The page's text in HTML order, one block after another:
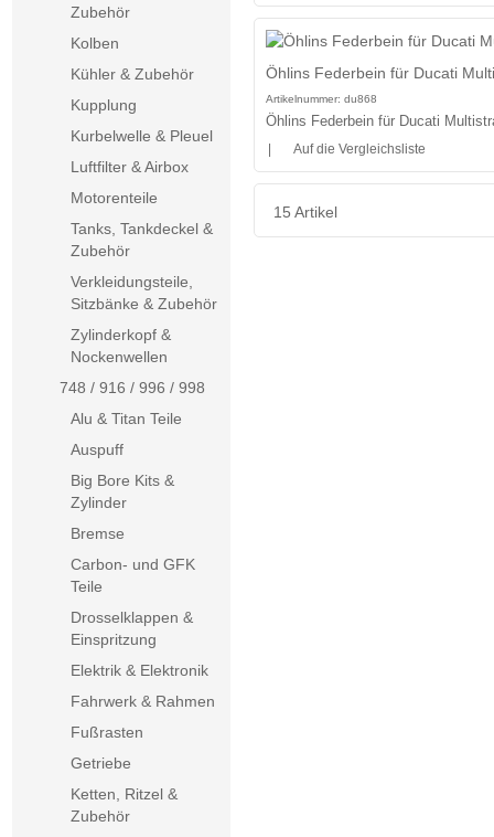
Öhlins Federbein für Ducati
Artikelnummer: du868
Öhlins Federbein für Ducati
Auf die Vergleichsliste
15 Artikel
Zubehör
Kolben
Kühler & Zubehör
Kupplung
Kurbelwelle & Pleuel
Luftfilter & Airbox
Motorenteile
Tanks, Tankdeckel &
Zubehör
Verkleidungsteile,
Sitzbänke & Zubehör
Zylinderkopf &
Nockenwellen
748 / 916 / 996 / 998
Alu & Titan Teile
Auspuff
Big Bore Kits &
Zylinder
Bremse
Carbon- und GFK
Teile
Drosselklappen &
Einspritzung
Elektrik & Elektronik
Fahrwerk & Rahmen
Fußrasten
Getriebe
Ketten, Ritzel &
Zubehör